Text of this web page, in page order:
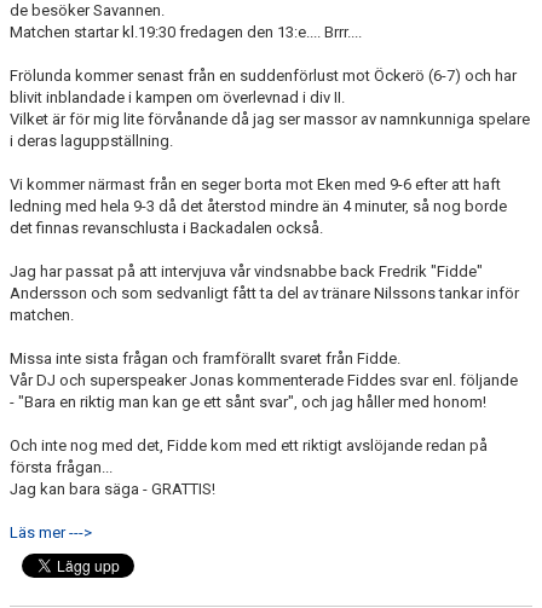
de besöker Savannen.
Matchen startar kl.19:30 fredagen den 13:e.... Brrr....
Frölunda kommer senast från en suddenförlust mot Öckerö (6-7) och har
blivit inblandade i kampen om överlevnad i div II.
Vilket är för mig lite förvånande då jag ser massor av namnkunniga spelare
i deras laguppställning.
Vi kommer närmast från en seger borta mot Eken med 9-6 efter att haft
ledning med hela 9-3 då det återstod mindre än 4 minuter, så nog borde
det finnas revanschlusta i Backadalen också.
Jag har passat på att intervjuva vår vindsnabbe back Fredrik "Fidde"
Andersson och som sedvanligt fått ta del av tränare Nilssons tankar inför
matchen.
Missa inte sista frågan och framförallt svaret från Fidde.
Vår DJ och superspeaker Jonas kommenterade Fiddes svar enl. följande
- "Bara en riktig man kan ge ett sånt svar", och jag håller med honom!
Och inte nog med det, Fidde kom med ett riktigt avslöjande redan på
första frågan...
Jag kan bara säga - GRATTIS!
Läs mer --->